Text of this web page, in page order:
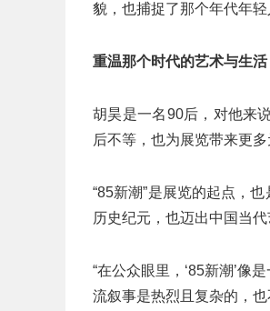
貌，也捕捉了那个年代年
重温那个时代的艺术与生活
胡昊是一名90后，对他来
后不等，也为展览带来更多
“85新潮”是展览的起点，
历史纪元，也迈出中国当
“在公众眼里，‘85新潮’像
流叙事是热烈且复杂的，也